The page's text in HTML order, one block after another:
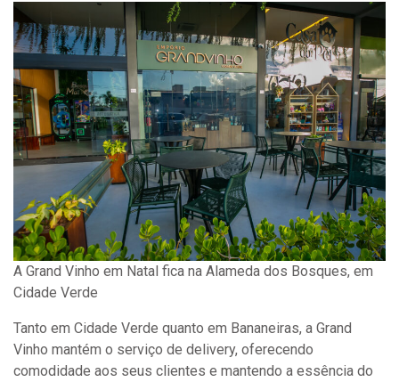
A Grand Vinho em Natal fica na Alameda dos Bosques, em
Cidade Verde
Tanto em Cidade Verde quanto em Bananeiras, a Grand
Vinho mantém o serviço de delivery, oferecendo
comodidade aos seus clientes e mantendo a essência do